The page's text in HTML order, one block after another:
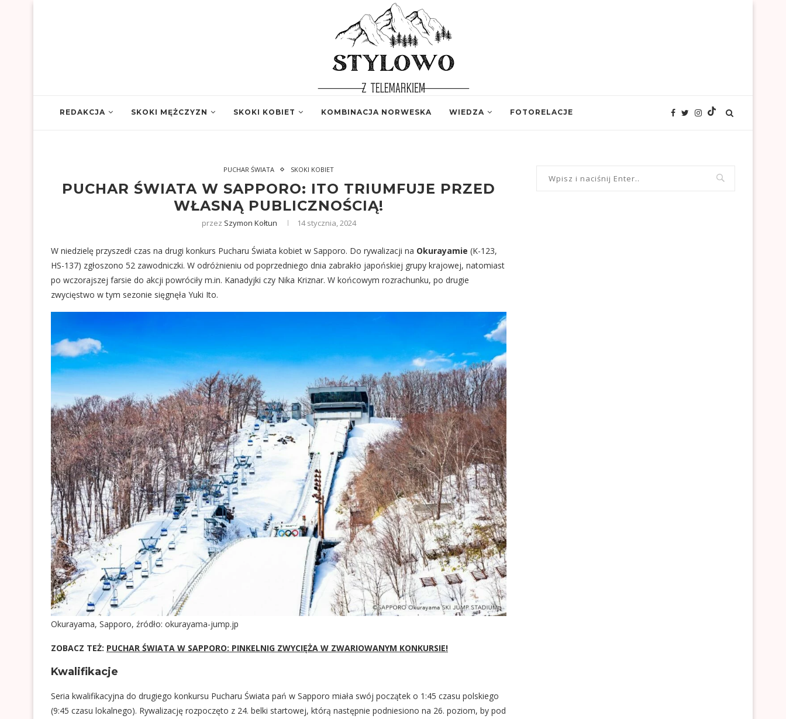
REDAKCJA SKOKI MĘŻCZYZN SKOKI KOBIET KOMBINACJA NORWESKA WIEDZA FOTORELACJE
PUCHAR ŚWIATA SKOKI KOBIET
PUCHAR ŚWIATA W SAPPORO: ITO TRIUMFUJE PRZED
WŁASNĄ PUBLICZNOŚCIĄ!
przez Szymon Kołtun 14 stycznia, 2024
W niedzielę przyszedł czas na drugi konkurs Pucharu Świata kobiet w Sapporo. Do rywalizacji na Okurayamie (K-123,
HS-137) zgłoszono 52 zawodniczki. W odróżnieniu od poprzedniego dnia zabrakło japońskiej grupy krajowej, natomiast
po wczorajszej farsie do akcji powróciły m.in. Kanadyjki czy Nika Kriznar. W końcowym rozrachunku, po drugie
zwycięstwo w tym sezonie sięgnęła Yuki Ito.
Okurayama, Sapporo, źródło: okurayama-jump.jp
ZOBACZ TEŻ: PUCHAR ŚWIATA W SAPPORO: PINKELNIG ZWYCIĘŻA W ZWARIOWANYM KONKURSIE!
Kwalifikacje
Seria kwalifikacyjna do drugiego konkursu Pucharu Świata pań w Sapporo miała swój początek o 1:45 czasu polskiego
(9:45 czasu lokalnego). Rywalizację rozpoczęto z 24. belki startowej, którą następnie podniesiono na 26. poziom, by pod